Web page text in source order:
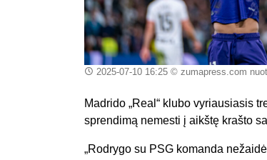
2025-07-10 16:25© zumapress.com
Madrido „Real“ klubo vyriausiasis
sprendimą nemesti į aikštę krašto
„Rodrygo su PSG komanda